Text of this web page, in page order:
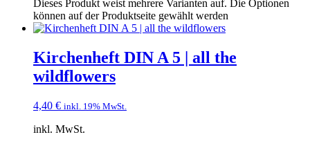
Dieses Produkt weist mehrere Varianten auf. Die Optionen
können auf der Produktseite gewählt werden
Kirchenheft DIN A 5 | all the
wildflowers
4,40 € inkl. 19% MwSt.
inkl. MwSt.